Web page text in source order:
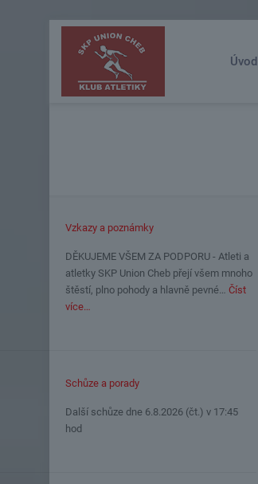
Úvod
Vzkazy a poznámky
DĚKUJEME VŠEM ZA PODPORU - Atleti a
atletky SKP Union Cheb přejí všem mnoho
štěstí, plno pohody a hlavně pevné… Číst
více…
Schůze a porady
Další schůze dne 6.8.2026 (čt.) v 17:45
hod